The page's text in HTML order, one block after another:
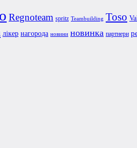
Regnoteam spritz Teambuilding Toso
лікер нагорода новини новинка партнери